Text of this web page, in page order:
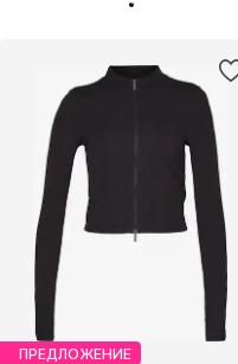
ПРЕДЛОЖЕНИЕ